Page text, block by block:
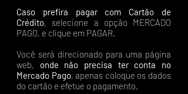
Caso prefira pagar com Cartão de
Crédito, selecione a opção MERCADO
PAGO, e clique em PAGAR.
Você será direcionado para uma página
web, onde não precisa ter conta no
Mercado Pago, apenas coloque os dados
do cartão e efetue o pagamento.